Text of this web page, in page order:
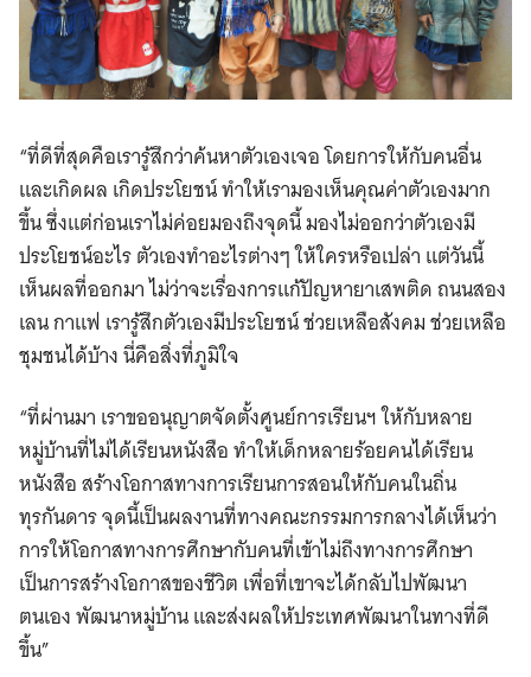
“ที่ดีที่สุดคือเรารู้สึกว่าค้นหาตัวเองเจอ โดยการให้กับคนอื่น
และเกิดผล เกิดประโยชน์ ทำให้เรามองเห็นคุณค่าตัวเองมาก
ขึ้น ซึ่งแต่ก่อนเราไม่ค่อยมองถึงจุดนี้ มองไม่ออกว่าตัวเองมี
ประโยชน์อะไร ตัวเองทำอะไรต่างๆ ให้ใครหรือเปล่า แต่วันนี้
เห็นผลที่ออกมา ไม่ว่าจะเรื่องการแก้ปัญหายาเสพติด ถนนสอง
เลน กาแฟ เรารู้สึกตัวเองมีประโยชน์ ช่วยเหลือสังคม ช่วยเหลือ
ชุมชนได้บ้าง นี่คือสิ่งที่ภูมิใจ
“ที่ผ่านมา เราขออนุญาตจัดตั้งศูนย์การเรียนฯ ให้กับหลาย
หมู่บ้านที่ไม่ได้เรียนหนังสือ ทำให้เด็กหลายร้อยคนได้เรียน
หนังสือ สร้างโอกาสทางการเรียนการสอนให้กับคนในถิ่น
ทุรกันดาร จุดนี้เป็นผลงานที่ทางคณะกรรมการกลางได้เห็นว่า
การให้โอกาสทางการศึกษากับคนที่เข้าไม่ถึงทางการศึกษา
เป็นการสร้างโอกาสของชีวิต เพื่อที่เขาจะได้กลับไปพัฒนา
ตนเอง พัฒนาหมู่บ้าน และส่งผลให้ประเทศพัฒนาในทางที่ดี
ขึ้น”